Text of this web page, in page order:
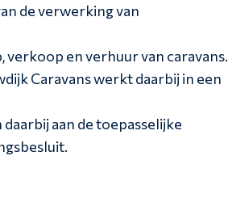
de verwerking van
verkoop en verhuur van caravans.
Caravans werkt daarbij in een
aan de toepasselijke